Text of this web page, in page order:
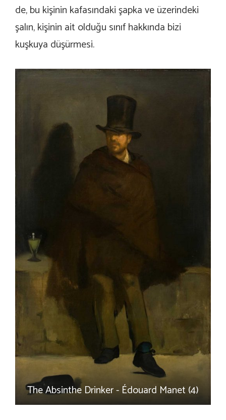
de, bu kişinin kafasındaki şapka ve üzerindeki
şalın, kişinin ait olduğu sınıf hakkında bizi
kuşkuya düşürmesi.
The Absinthe Drinker - Édouard Manet (4)